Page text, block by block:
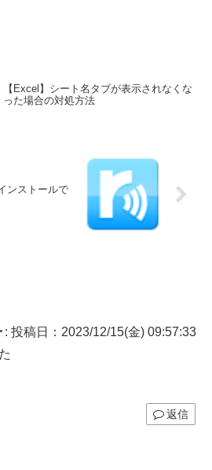
【Excel】シート名タブが表示されなくな
った場合の対処方法
ンストールで
: 投稿日：2023/12/15(金) 09:57:33
返信